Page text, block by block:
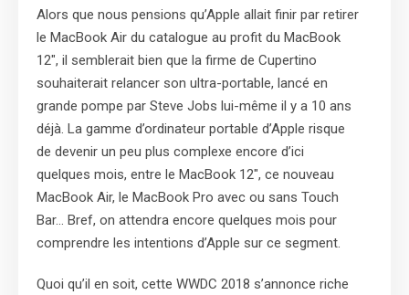
Alors que nous pensions qu’Apple allait finir par retirer
le MacBook Air du catalogue au profit du MacBook
12″, il semblerait bien que la firme de Cupertino
souhaiterait relancer son ultra-portable, lancé en
grande pompe par Steve Jobs lui-même il y a 10 ans
déjà. La gamme d’ordinateur portable d’Apple risque
de devenir un peu plus complexe encore d’ici
quelques mois, entre le MacBook 12″, ce nouveau
MacBook Air, le MacBook Pro avec ou sans Touch
Bar… Bref, on attendra encore quelques mois pour
comprendre les intentions d’Apple sur ce segment.
Quoi qu’il en soit, cette WWDC 2018 s’annonce riche